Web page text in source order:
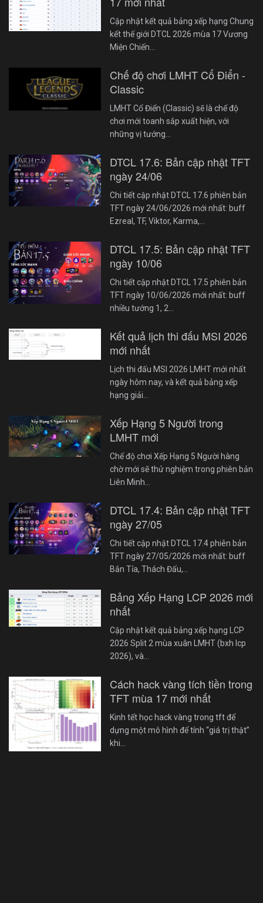
Cập nhật kết quả bảng xếp hạng Chung
kết thế giới DTCL 2026 mùa 17 Vương
Miện Chiến…
Chế độ chơi LMHT Cổ Điển -
Classic
LMHT Cổ Điển (Classic) sẽ là chế độ
chơi mới toanh sắp xuất hiện, với
những vị tướng…
DTCL 17.6: Bản cập nhật TFT
ngày 24/06
Chi tiết cập nhật DTCL 17.6 phiên bản
TFT ngày 24/06/2026 mới nhất: buff
Ezreal, TF, Viktor, Karma,…
DTCL 17.5: Bản cập nhật TFT
ngày 10/06
Chi tiết cập nhật DTCL 17.5 phiên bản
TFT ngày 10/06/2026 mới nhất: buff
nhiều tướng 1, 2…
Kết quả lịch thi đấu MSI 2026
mới nhất
Lịch thi đấu MSI 2026 LMHT mới nhất
ngày hôm nay, và kết quả bảng xếp
hạng giải…
Xếp Hạng 5 Người trong
LMHT mới
Chế độ chơi Xếp Hạng 5 Người hàng
chờ mới sẽ thử nghiệm trong phiên bản
Liên Minh…
DTCL 17.4: Bản cập nhật TFT
ngày 27/05
Chi tiết cập nhật DTCL 17.4 phiên bản
TFT ngày 27/05/2026 mới nhất: buff
Bắn Tỉa, Thách Đấu,…
Bảng Xếp Hạng LCP 2026 mới
nhất
Cập nhật kết quả bảng xếp hạng LCP
2026 Split 2 mùa xuân LMHT (bxh lcp
2026), và…
Cách hack vàng tích tiền trong
TFT mùa 17 mới nhất
Kinh tết học hack vàng trong tft để
dựng một mô hình để tính “giá trị thật”
khi…